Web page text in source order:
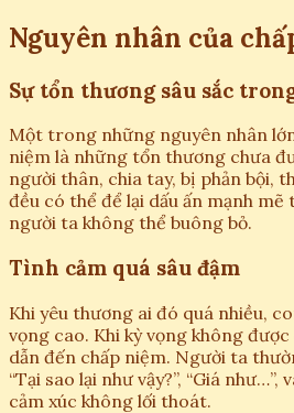
Nguyên nhân của
Sự tổn thương sâu sắc
Một trong những nguyên nhân
niệm là những tổn thương chưa
người thân, chia tay, bị phản bội,
đều có thể để lại dấu ấn mạnh
người ta không thể buông bỏ.
Tình cảm quá sâu đậm
Khi yêu thương ai đó quá nhiều,
vọng cao. Khi kỳ vọng không
dẫn đến chấp niệm. Người ta
“Tại sao lại như vậy?”, “Giá
cảm xúc không lối thoát.